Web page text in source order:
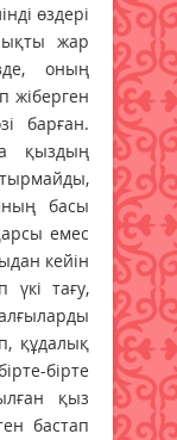
өздері
жар
оның
жіберген
барған.
қыздың
басы
емес
кейін
үкі тағу,
құдалық
бірте
қыз
бастап